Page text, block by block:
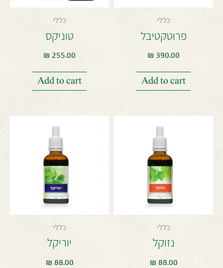
כללי
פרוטקטיבל
390.00
₪
Add to cart
כללי
טוניקס
255.00
₪
Add to cart
כללי
נזוקל
88.00
₪
כללי
יוריקל
88.00
₪